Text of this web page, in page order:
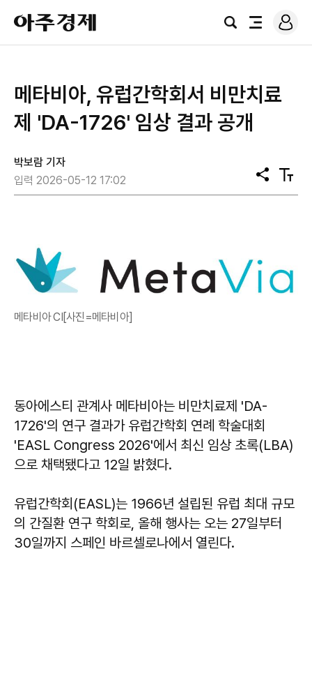
아
주
경
검
전
로
그
메타비아, 유럽간학회서 비만치료
제 'DA-1726' 임상 결과 공개
박보람 기자
입력 2026-05-12 17:02
공
유
텍
스
메타비아 CI[사진=메타비아]
동아에스티 관계사 메타비아는 비만치료제 'DA-
1726'의 연구 결과가 유럽간학회 연례 학술대회
'EASL Congress 2026'에서 최신 임상 초록(LBA)
으로 채택됐다고 12일 밝혔다.
유럽간학회(EASL)는 1966년 설립된 유럽 최대 규모
의 간질환 연구 학회로, 올해 행사는 오는 27일부터
30일까지 스페인 바르셀로나에서 열린다.